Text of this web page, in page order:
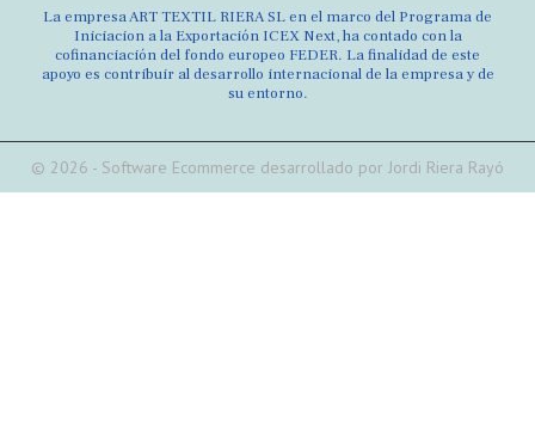
La empresa ART TEXTIL RIERA SL en el marco del Programa de
Iniciacion a la Exportación ICEX Next, ha contado con la
cofinanciación del fondo europeo FEDER. La finalidad de este
apoyo es contribuir al desarrollo internacional de la empresa y de
su entorno.
© 2026 - Software Ecommerce desarrollado por Jordi Riera Rayó